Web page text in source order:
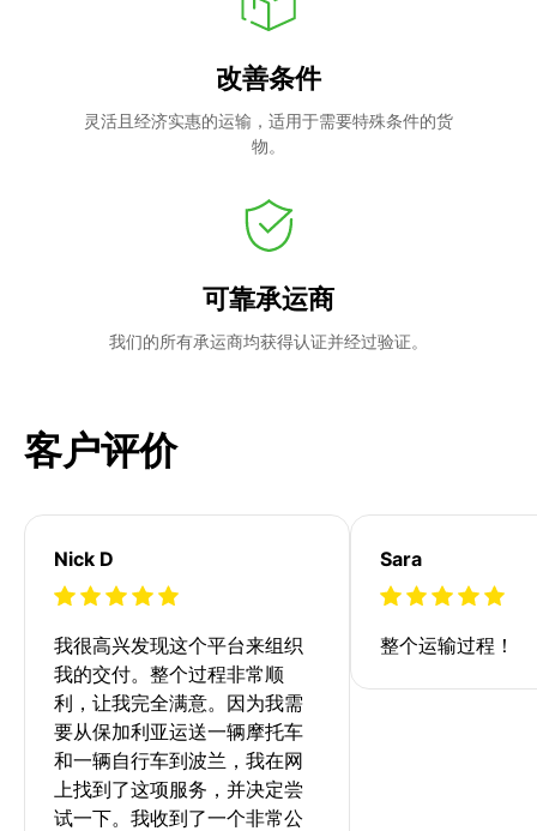
改善条件
灵活且经济实惠的运输，适用于需要特殊条件的货
物。
可靠承运商
我们的所有承运商均获得认证并经过验证。
客户评价
Nick D
我很高兴发现这个平台来组织
我的交付。整个过程非常顺
利，让我完全满意。因为我需
要从保加利亚运送一辆摩托车
和一辆自行车到波兰，我在网
上找到了这项服务，并决定尝
试一下。我收到了一个非常公
Sara
整个运输过程！